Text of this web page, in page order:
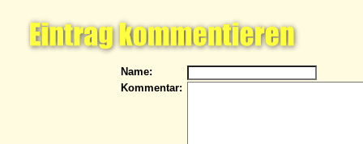
Name:
Kommentar: